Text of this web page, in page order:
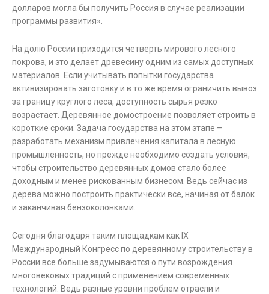
долларов могла бы получить Россия в случае реализации
программы развития».
На долю России приходится четверть мирового лесного
покрова, и это делает древесину одним из самых доступных
материалов. Если учитывать попытки государства
активизировать заготовку и в то же время ограничить вывоз
за границу круглого леса, доступность сырья резко
возрастает. Деревянное домостроение позволяет строить в
короткие сроки. Задача государства на этом этапе –
разработать механизм привлечения капитала в лесную
промышленность, но прежде необходимо создать условия,
чтобы строительство деревянных домов стало более
доходным и менее рискованным бизнесом. Ведь сейчас из
дерева можно построить практически все, начиная от балок
и заканчивая бензоколонками.
Сегодня благодаря таким площадкам как IX
Международный Конгресс по деревянному строительству в
России все больше задумываются о пути возрождения
многовековых традиций с применением современных
технологий. Ведь разные уровни проблем отрасли и